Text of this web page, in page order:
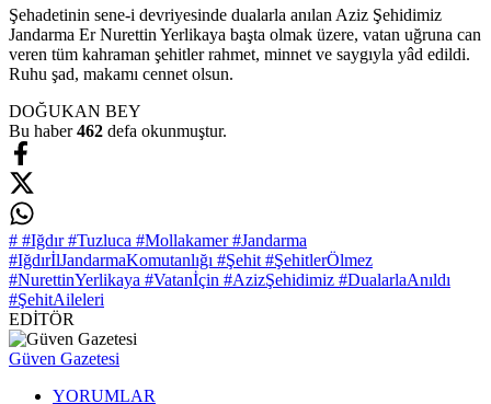
Şehadetinin sene-i devriyesinde dualarla anılan Aziz Şehidimiz
Jandarma Er Nurettin Yerlikaya başta olmak üzere, vatan uğruna can
veren tüm kahraman şehitler rahmet, minnet ve saygıyla yâd edildi.
Ruhu şad, makamı cennet olsun.
DOĞUKAN BEY
Bu haber462 defa okunmuştur.
# #Iğdır #Tuzluca #Mollakamer #Jandarma
#IğdırİlJandarmaKomutanlığı #Şehit #ŞehitlerÖlmez
#NurettinYerlikaya #Vatanİçin #AzizŞehidimiz #DualarlaAnıldı
#ŞehitAileleri
EDİTÖR
Güven Gazetesi
YORUMLAR